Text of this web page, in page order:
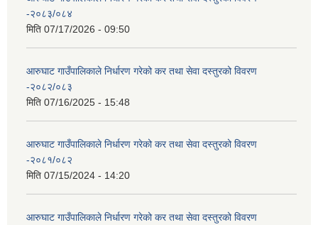
-२०८३/०८४
मिति 07/17/2026 - 09:50
आरुघाट गाउँपालिकाले निर्धारण गरेको कर तथा सेवा दस्तुरको विवरण
-२०८२/०८३
मिति 07/16/2025 - 15:48
आरुघाट गाउँपालिकाले निर्धारण गरेको कर तथा सेवा दस्तुरको विवरण
-२०८१/०८२
मिति 07/15/2024 - 14:20
आरुघाट गाउँपालिकाले निर्धारण गरेको कर तथा सेवा दस्तुरको विवरण